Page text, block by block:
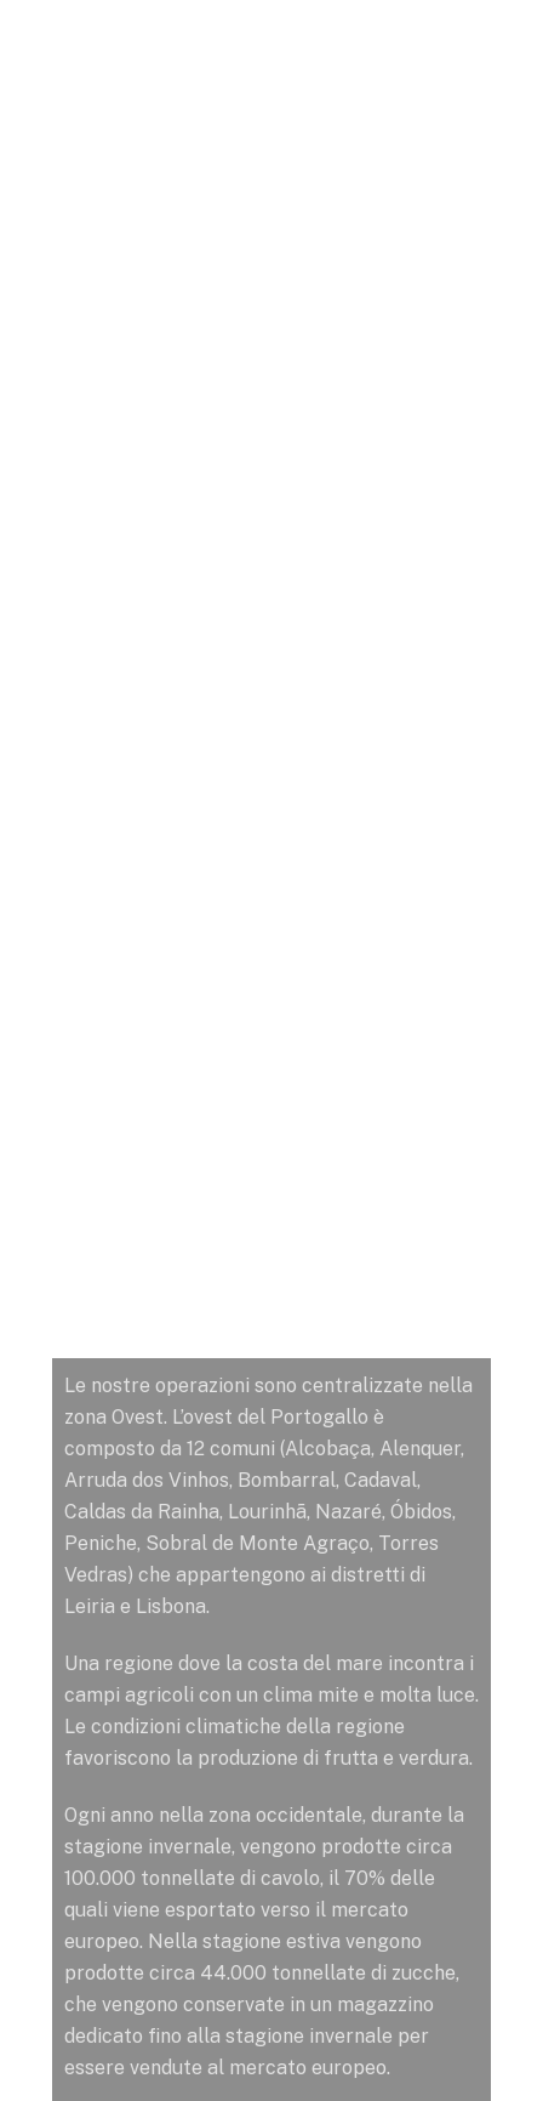
Le nostre operazioni sono centralizzate nella
zona Ovest. L’ovest del Portogallo è
composto da 12 comuni (Alcobaça, Alenquer,
Arruda dos Vinhos, Bombarral, Cadaval,
Caldas da Rainha, Lourinhã, Nazaré, Óbidos,
Peniche, Sobral de Monte Agraço, Torres
Vedras) che appartengono ai distretti di
Leiria e Lisbona.
Una regione dove la costa del mare incontra i
campi agricoli con un clima mite e molta luce.
Le condizioni climatiche della regione
favoriscono la produzione di frutta e verdura.
Ogni anno nella zona occidentale, durante la
stagione invernale, vengono prodotte circa
100.000 tonnellate di cavolo, il 70% delle
quali viene esportato verso il mercato
europeo. Nella stagione estiva vengono
prodotte circa 44.000 tonnellate di zucche,
che vengono conservate in un magazzino
dedicato fino alla stagione invernale per
essere vendute al mercato europeo.